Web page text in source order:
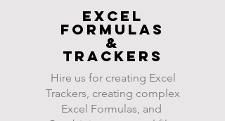
Excel
FOrmulas
&
Trackers
Hire us for creating Excel
Trackers, creating complex
Excel Formulas, and